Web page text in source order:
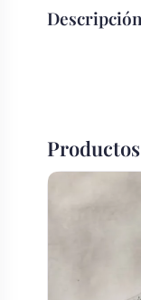
bebé boda
Descripción